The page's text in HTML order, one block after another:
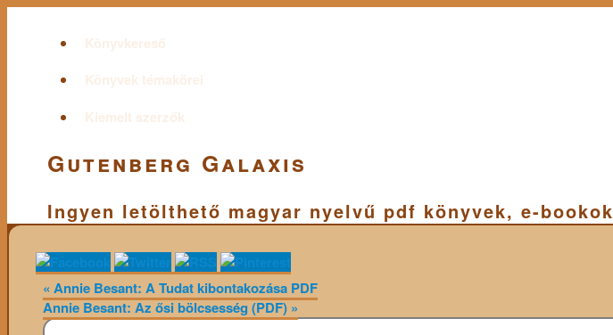
Könyvkereső
Könyvek témakörei
Kiemelt szerzők
Gutenberg Galaxis
Ingyen letölthető magyar nyelvű pdf könyvek, e-bookok
« Annie Besant: A Tudat kibontakozása PDF
Annie Besant: Az ősi bölcsesség (PDF) »